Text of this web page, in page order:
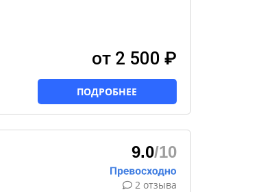
от 2 500 ₽
ПОДРОБНЕЕ
9.0/10
2 отзыва